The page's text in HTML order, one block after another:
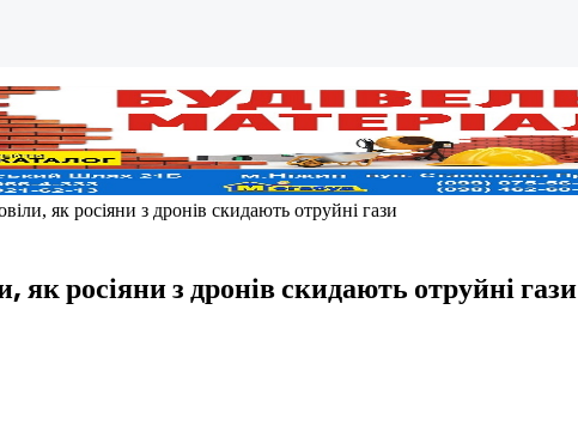
як росіяни з дронів скидають отруйні гази
як росіяни з дронів скидають отруйні гази